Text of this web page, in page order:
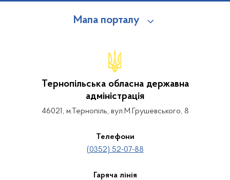
Мапа порталу
Тернопільська обласна державна
адміністрація
46021, м.Тернопіль, вул.М.Грушевського, 8
Телефони
(0352) 52-07-88
Гаряча лінія